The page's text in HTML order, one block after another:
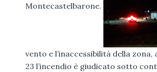
Montecastelbarone.
vento e l’inaccessibilità della
23 l’incendio è giudicato sotto